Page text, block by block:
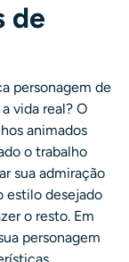
de
personagem de
vida real? O
animados
o trabalho
sua admiração
estilo desejado
o resto. Em
personagem